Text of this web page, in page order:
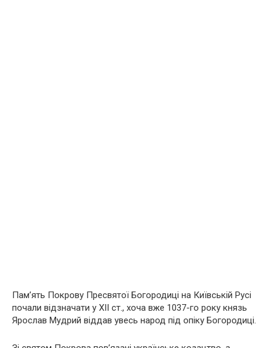
Пам’ять Покрову Пресвятої Богородиці на Київській Русі
почали відзначати у XII ст., хоча вже 1037-го року князь
Ярослав Мудрий віддав увесь народ під опіку Богородиці.